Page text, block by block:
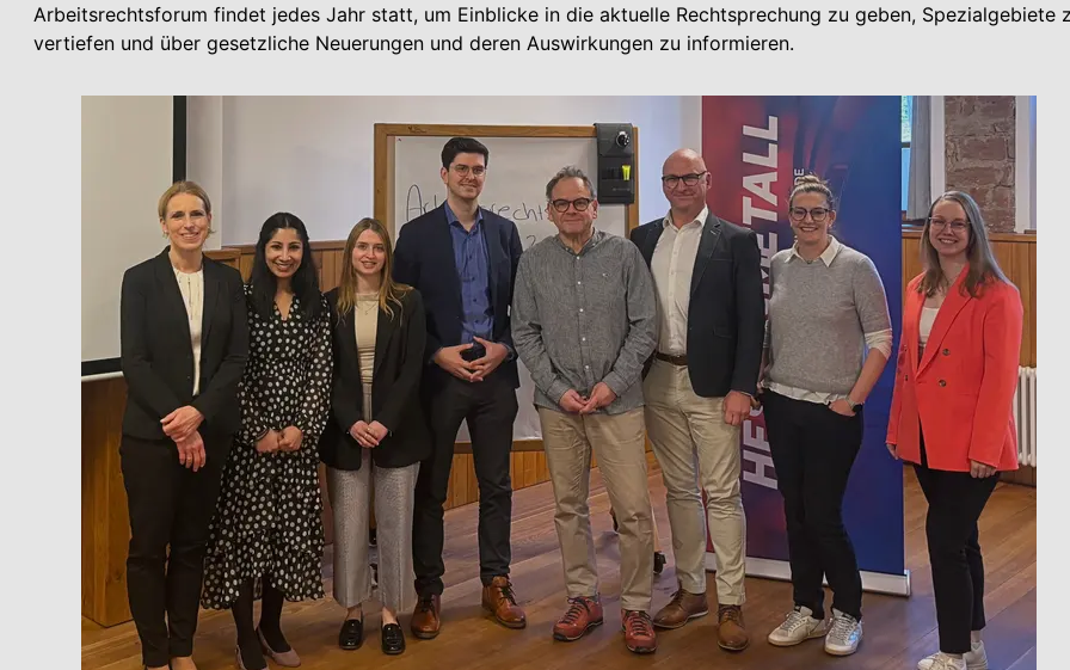
Arbeitsrechtsforum findet jedes Jahr statt, um Einblicke in die aktuelle Rechtsprechung zu geben, Spezialgebiete
vertiefen und über gesetzliche Neuerungen und deren Auswirkungen zu informieren.